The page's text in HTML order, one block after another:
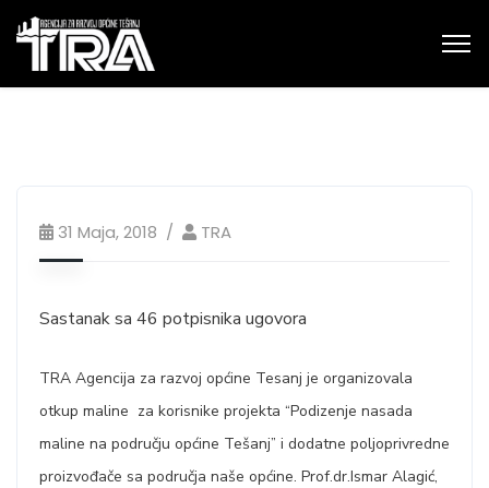
31 Maja, 2018 TRA
Sastanak sa 46 potpisnika ugovora
TRA Agencija za razvoj općine Tesanj je organizovala
otkup maline za korisnike projekta “Podizenje nasada
maline na području općine Tešanj” i dodatne poljoprivredne
proizvođače sa područja naše općine. Prof.dr.Ismar Alagić,